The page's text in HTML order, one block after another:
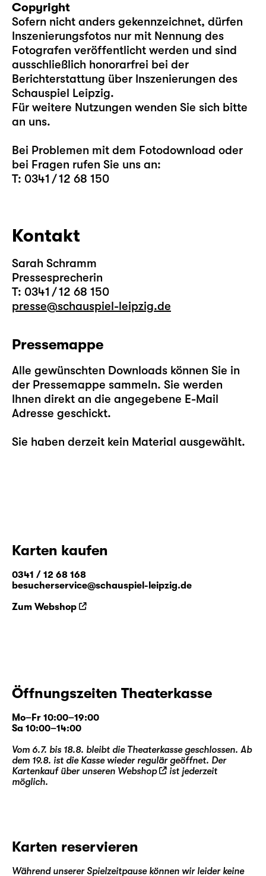
Copyright
Sofern nicht anders gekennzeichnet, dürfen
Inszenierungsfotos nur mit Nennung des
Fotografen veröffentlicht werden und sind
ausschließlich honorarfrei bei der
Berichterstattung über Inszenierungen des
Schauspiel Leipzig.
Für weitere Nutzungen wenden Sie sich bitte
an uns.
Bei Problemen mit dem Fotodownload oder
bei Fragen rufen Sie uns an:
T: 0341 / 12 68 150
Kontakt
Sarah Schramm
Pressesprecherin
T: 0341 / 12 68 150
presse@schauspiel-leipzig.de
Pressemappe
Alle gewünschten Downloads können Sie in
der Pressemappe sammeln. Sie werden
Ihnen direkt an die angegebene E-Mail
Adresse geschickt.
Sie haben derzeit kein Material ausgewählt.
Karten kaufen
0341 / 12 68 168
besucherservice@schauspiel-leipzig.de
Zum Webshop
Öffnungszeiten Theaterkasse
Mo–Fr 10:00–19:00
Sa 10:00–14:00
Vom 6.7. bis 18.8. bleibt die Theaterkasse geschlossen. Ab
dem 19.8. ist die Kasse wieder regulär geöffnet. Der
Kartenkauf über unseren Webshop
ist jederzeit
möglich.
Karten reservieren
Während unserer Spielzeitpause können wir leider keine